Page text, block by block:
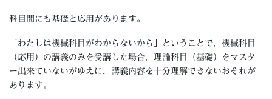
科目間にも基礎と応用があります。
「わたしは機械科目がわからないから」ということで，機械科目
（応用）の講義のみを受講した場合，理論科目（基礎）をマスタ
ー出来ていないがゆえに，講義内容を十分理解できないおそれが
あります。